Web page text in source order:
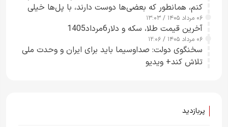
کنم، همانطور که بعضی‌ها دوست دارند، با پل‌ها خیلی
راحت می‌توانم بیشتر پل‌هایشان را در کمتر از یک
ساعت از بین ببرم+ ویدیو
۰۶ مرداد ۱۴۰۵ / ۱۳:۰۳
آخرین قیمت طلا، سکه و دلار6مرداد1405
۰۶ مرداد ۱۴۰۵ / ۱۲:۰۶
سخنگوی دولت: صداوسیما باید برای ایران و وحدت ملی
تلاش کند+ ویدیو
پربازدید